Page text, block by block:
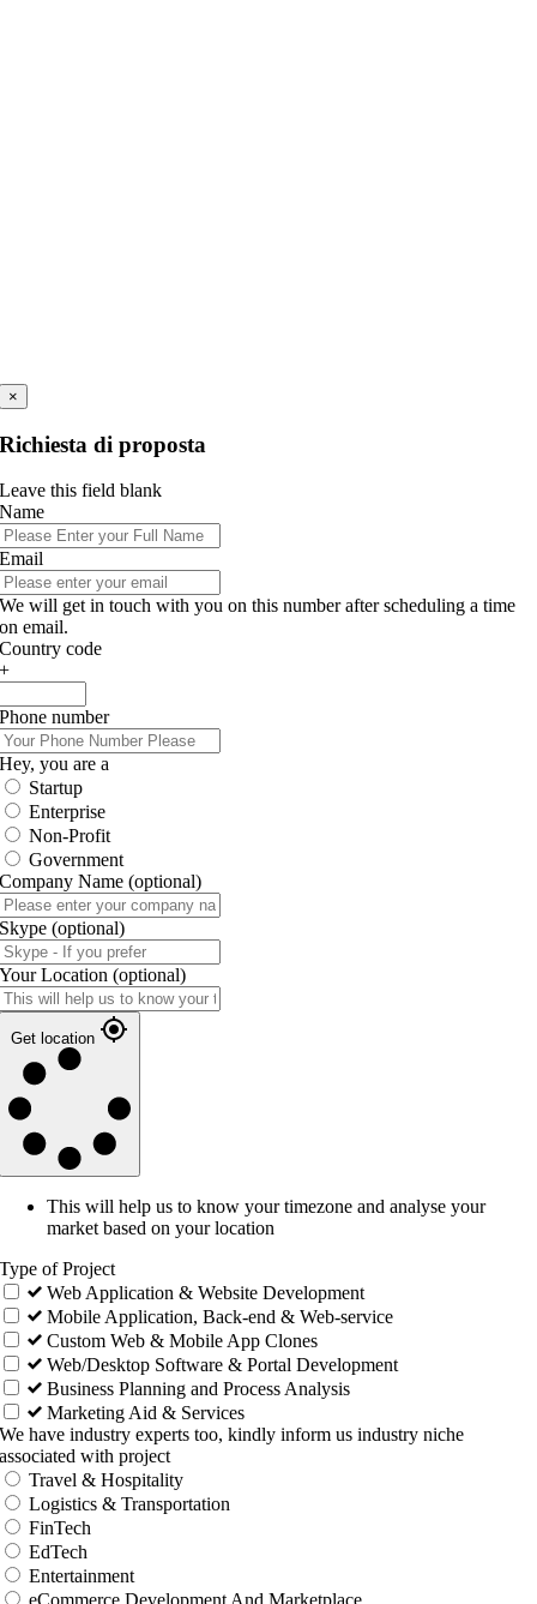
×
Richiesta di proposta
Leave this field blank
Name
Email
We will get in touch with you on this number after scheduling a time
on email.
Country code
+
Phone number
Hey, you are a
Startup
Enterprise
Non-Profit
Government
Company Name (optional)
Skype (optional)
Your Location (optional)
Get location
This will help us to know your timezone and analyse your
market based on your location
Type of Project
Web Application & Website Development
Mobile Application, Back-end & Web-service
Custom Web & Mobile App Clones
Web/Desktop Software & Portal Development
Business Planning and Process Analysis
Marketing Aid & Services
We have industry experts too, kindly inform us industry niche
associated with project
Travel & Hospitality
Logistics & Transportation
FinTech
EdTech
Entertainment